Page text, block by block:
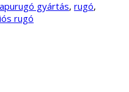
gyártás, rugó,
rugó